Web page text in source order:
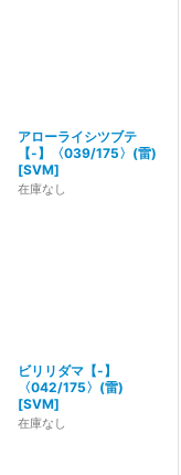
アローライシツブテ
【-】〈039/175〉(雷)
[SVM]
在庫なし
ビリリダマ【-】
〈042/175〉(雷)
[SVM]
在庫なし